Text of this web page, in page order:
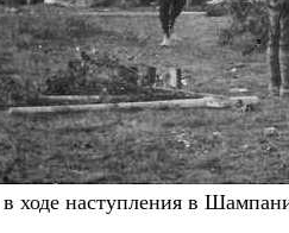
в ходе наступления в